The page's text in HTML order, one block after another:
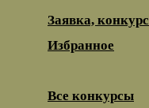
Заявка, конкурс
Избранное
Все конкурсы